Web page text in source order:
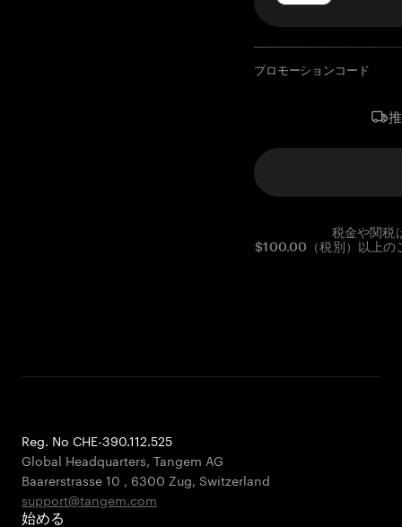
プロモーションコード
税金や関税
$100.00（税別）以上の
Reg. No CHE-390.112.525
Global Headquarters, Tangem AG
Baarerstrasse 10 , 6300 Zug, Switzerland
support@tangem.com
始める